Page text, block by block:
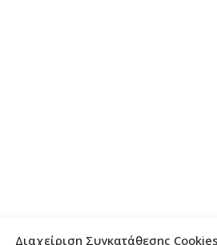
Διαχείριση Συγκατάθεσης Cookies